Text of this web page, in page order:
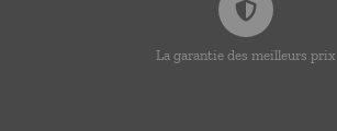
La garantie des meilleurs prix